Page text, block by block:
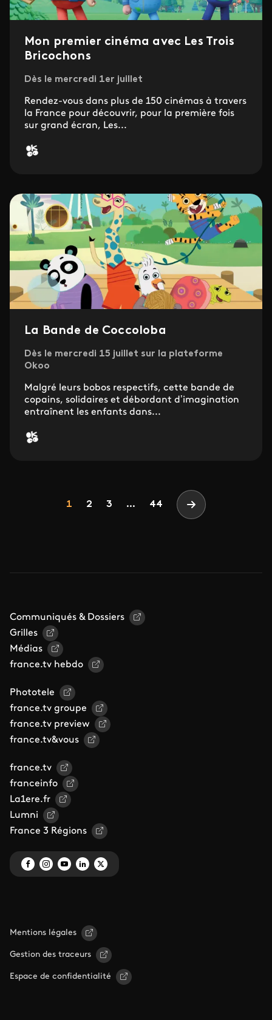
Mon premier cinéma avec Les Trois
Bricochons
Dès le mercredi 1er juillet
Rendez-vous dans plus de 150 cinémas à travers
la France pour découvrir, pour la première fois
sur grand écran, Les...
La Bande de Coccoloba
Dès le mercredi 15 juillet sur la plateforme
Okoo
Malgré leurs bobos respectifs, cette bande de
copains, solidaires et débordant d’imagination
entraînent les enfants dans...
Page
1 Page
2 Page
3 ... 44 Page suivante
Communiqués & Dossiers
Grilles
Médias
france.tv hebdo
Phototele
france.tv groupe
france.tv preview
france.tv&vous
france.tv
franceinfo
La1ere.fr
Lumni
France 3 Régions
Mentions légales
Gestion des traceurs
Espace de confidentialité